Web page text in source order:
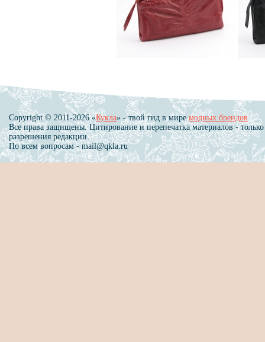
Copyright © 2011-2026 «Кукла» - твой гид в миремодных брендов.
Все права защищены. Цитирование и перепечатка материалов - только
разрешения редакции.
По всем вопросам - mail@qkla.ru